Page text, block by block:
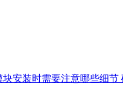
块安装时需要注意哪些细